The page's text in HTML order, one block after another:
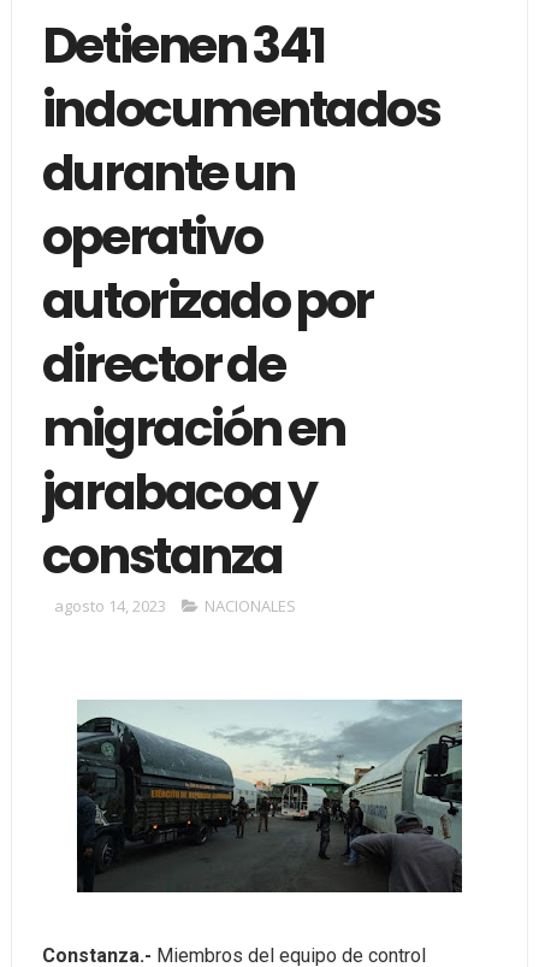
Detienen 341
indocumentados
durante un
operativo
autorizado por
director de
migración en
jarabacoa y
constanza
agosto 14, 2023 NACIONALES
Constanza.- Miembros del equipo de control